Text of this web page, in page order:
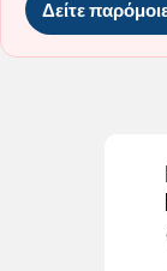
Δείτε